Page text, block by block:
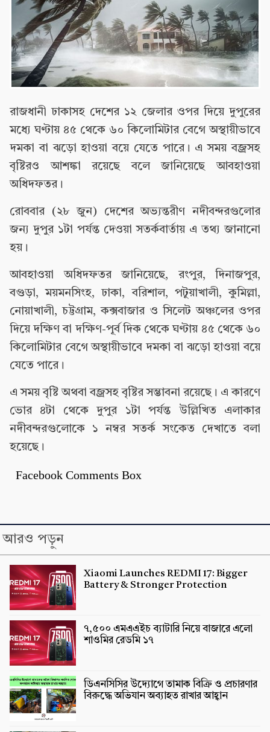
রাজধানী ঢাকাসহ দেশের ১২ জেলার ওপর দিয়ে দুপুরের
মধ্যে ঘণ্টায় ৪৫ থেকে ৬০ কিলোমিটার বেগে অস্থায়ীভাবে
দমকা বা ঝড়ো হাওয়া বয়ে যেতে পারে। এ সময় বজ্রসহ
বৃষ্টিরও আশঙ্কা রয়েছে বলে জানিয়েছে আবহাওয়া
অধিদফতর।
রোববার (২৮ জুন) দেশের অভ্যন্তরীণ নদীবন্দরগুলোর
জন্য দুপুর ১টা পর্যন্ত দেওয়া সতর্কবার্তায় এ তথ্য জানানো
হয়।
আবহাওয়া অধিদফতর জানিয়েছে, রংপুর, দিনাজপুর,
বগুড়া, ময়মনসিংহ, ঢাকা, বরিশাল, পটুয়াখালী, কুমিল্লা,
নোয়াখালী, চট্টগ্রাম, কক্সবাজার ও সিলেট অঞ্চলের ওপর
দিয়ে দক্ষিণ বা দক্ষিণ-পূর্ব দিক থেকে ঘণ্টায় ৪৫ থেকে ৬০
কিলোমিটার বেগে অস্থায়ীভাবে দমকা বা ঝড়ো হাওয়া বয়ে
যেতে পারে।
এ সময় বৃষ্টি অথবা বজ্রসহ বৃষ্টির সম্ভাবনা রয়েছে। এ কারণে
ভোর ৪টা থেকে দুপুর ১টা পর্যন্ত উল্লিখিত এলাকার
নদীবন্দরগুলোকে ১ নম্বর সতর্ক সংকেত দেখাতে বলা
হয়েছে।
Facebook Comments Box
আরও পড়ুন
Xiaomi Launches REDMI 17: Bigger
Battery & Stronger Protection
৭,৫০০ এমএএইচ ব্যাটারি নিয়ে বাজারে এলো
শাওমির রেডমি ১৭
ডিএনসিসির উদ্যোগে তামাক বিক্রি ও প্রচারণার
বিরুদ্ধে অভিযান অব্যাহত রাখার আহ্বান